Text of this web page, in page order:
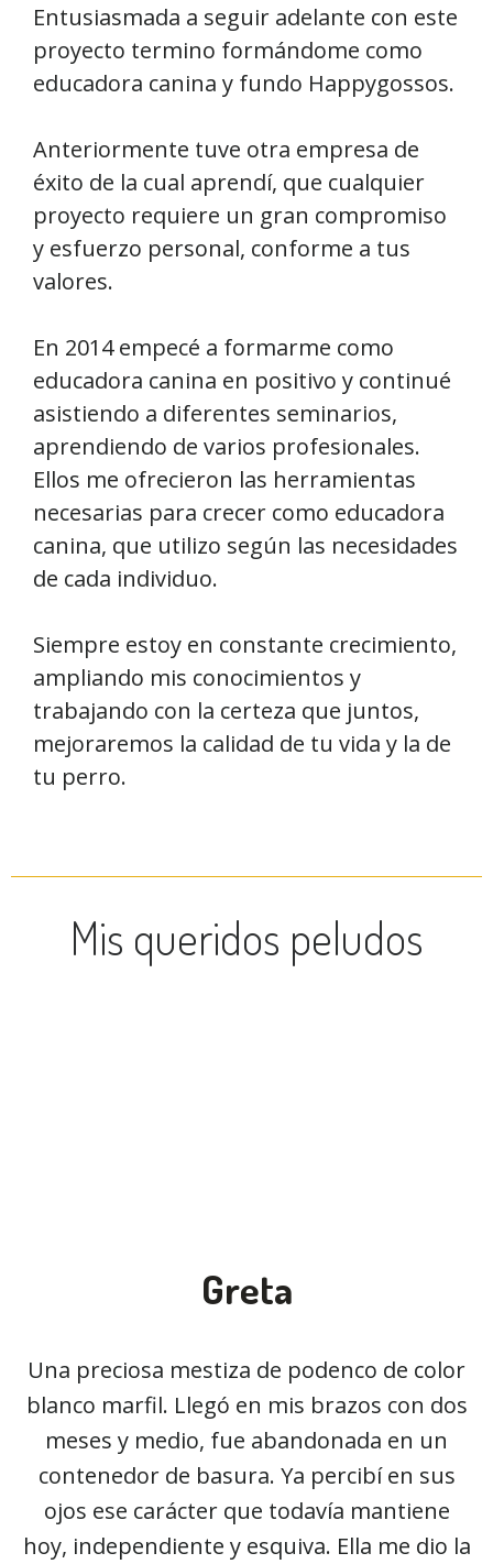
Entusiasmada a seguir adelante con este
proyecto termino formándome como
educadora canina y fundo Happygossos.
Anteriormente tuve otra empresa de
éxito de la cual aprendí, que cualquier
proyecto requiere un gran compromiso
y esfuerzo personal, conforme a tus
valores.
En 2014 empecé a formarme como
educadora canina en positivo y continué
asistiendo a diferentes seminarios,
aprendiendo de varios profesionales.
Ellos me ofrecieron las herramientas
necesarias para crecer como educadora
canina, que utilizo según las necesidades
de cada individuo.
Siempre estoy en constante crecimiento,
ampliando mis conocimientos y
trabajando con la certeza que juntos,
mejoraremos la calidad de tu vida y la de
tu perro.
Mis queridos peludos
Greta
Una preciosa mestiza de podenco de color
blanco marfil. Llegó en mis brazos con dos
meses y medio, fue abandonada en un
contenedor de basura. Ya percibí en sus
ojos ese carácter que todavía mantiene
hoy, independiente y esquiva. Ella me dio la